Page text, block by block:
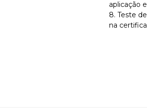
aplicação
8. Teste
na